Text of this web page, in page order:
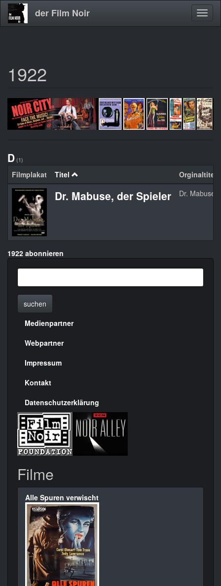
Direkt
zum
der Film Noir
1922
D (1)
Filmplakat Titel Orginaltitel
Dr. Mabuse, der Spieler Dr. Mabuse,
1922 abonnieren
suchen
Menülinks
rechte
Seite
Medienpartner
Webpartner
Impressum
Kontakt
Datenschutzerklärung
Filme
Alle Spuren verwischt